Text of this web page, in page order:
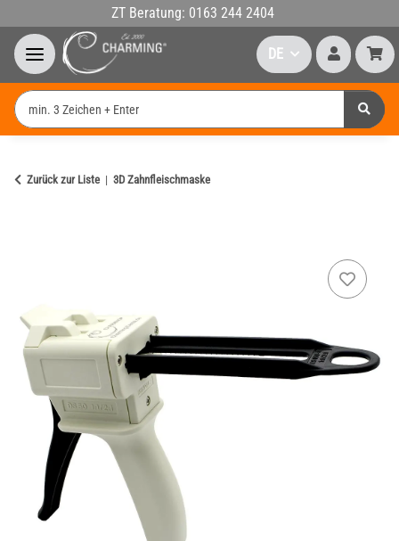
ZT Beratung: 0163 244 2404
DE
Zurück zur Liste 3D Zahnfleischmaske